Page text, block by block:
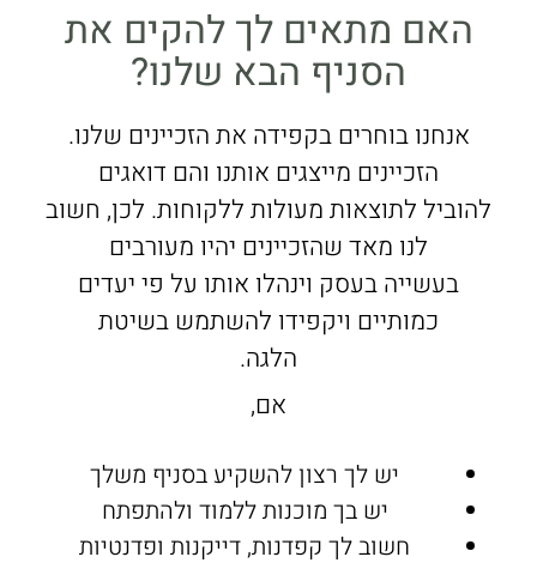
האם מתאים לך להקים את
הסניף הבא שלנו?
אנחנו בוחרים בקפידה את הזכיינים שלנו.
הזכיינים מייצגים אותנו והם דואגים
להוביל לתוצאות מעולות ללקוחות. לכן, חשוב
לנו מאד שהזכיינים יהיו מעורבים
בעשייה בעסק וינהלו אותו על פי יעדים
כמותיים ויקפידו להשתמש בשיטת
הלגה.
אם,
יש לך רצון להשקיע בסניף משלך
יש בך מוכנות ללמוד ולהתפתח
חשוב לך קפדנות, דייקנות ופדנטיות